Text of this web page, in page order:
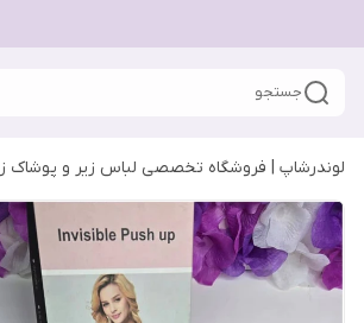
جستجو
لوندرشاپ | فروشگاه تخصصی لباس زیر و پوشاک